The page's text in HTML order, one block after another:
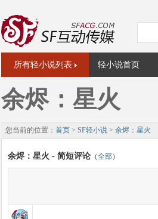
所有轻小说列表 轻小说首页
余烬：星火
您当前的位置： 首页 > SF轻小说 > 余烬：星火
余烬：星火 - 简短评论 （全部）